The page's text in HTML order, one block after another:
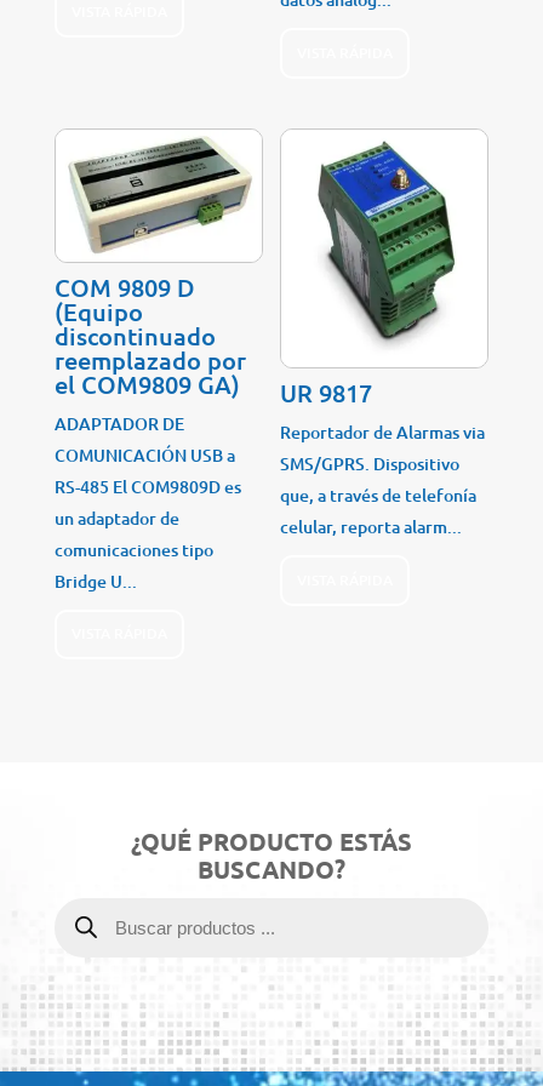
COM 9809 D
(Equipo
discontinuado
reemplazado por
el COM9809 GA)
ADAPTADOR DE
COMUNICACIÓN USB a
RS-485 El COM9809D es
un adaptador de
comunicaciones tipo
Bridge U...
UR 9817
Reportador de Alarmas via
SMS/GPRS. Dispositivo
que, a través de telefonía
celular, reporta alarm...
¿QUÉ PRODUCTO ESTÁS
BUSCANDO?
productos